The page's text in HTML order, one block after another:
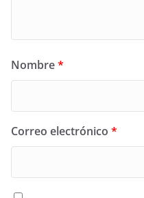
Nombre*
Correo electrónico *